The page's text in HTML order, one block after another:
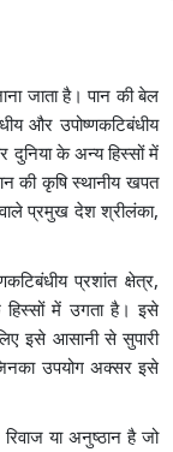
जाता है। पान की बेल
और उपोष्णकटिबंधीय
दुनिया के अन्य हिस्सों में
की कृषि स्थानीय खपत
वाले प्रमुख देश श्रीलंका,
प्रशांत क्षेत्र,
हिस्सों में उगता है। इसे
इसे आसानी से सुपारी
उपयोग अक्सर इसे
या अनुष्ठान है जो